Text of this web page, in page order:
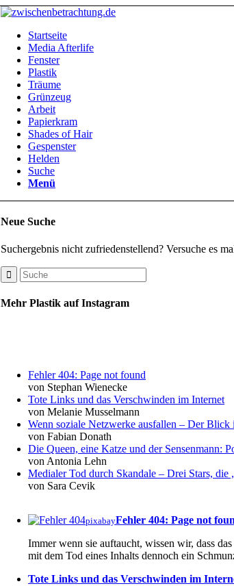
Startseite
Media Afterlife
Fenster
Plastik
Träume
Grünzeug
Arbeit
Papierkram
Shades of Hair
Gespenster
Helden
Suche
Menü
Neue Suche
Suchergebnis nicht zufriedenstellend? Versuche es
Mehr Plastik auf Instagram
Fehler 404: Page not found
von Stephan Wienecke
Tote Links und das Verschwinden im Internet
von Melanie Musselmann
Wenn soziale Netzwerke ausfallen – Der Blick
von Fabian Donath
Die Queen, eine Katze und der Sensenmann:
von Antonia Lehn
Medialer Tod durch Skandale – Drei Stars, die
von Sara Cevik
pixabayFehler 404: Page not
Immer wenn sie auftaucht, wissen wir, dass
mit dem Tod eines Inhalts dennoch ein
Tote Links und das Verschwinden im